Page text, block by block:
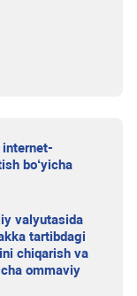
bo‘yicha
valyutasida
tartibdagi
chiqarish va
ommaviy